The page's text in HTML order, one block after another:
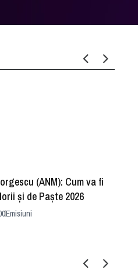
(ANM): Cum va fi
și de Paște 2026
Emisiuni